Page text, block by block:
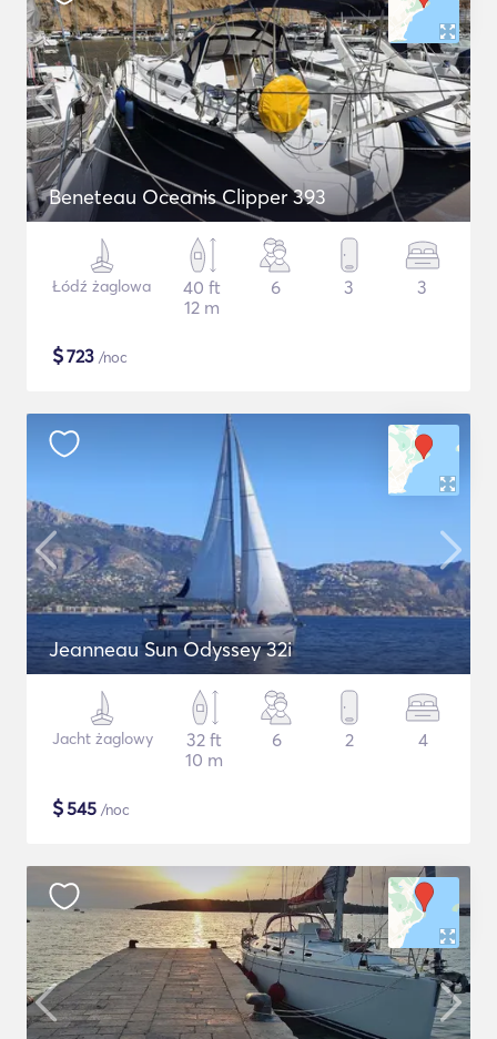
Beneteau Oceanis Clipper 393
Łódź żaglowa
40 ft
12 m
6 3 3
$723 /noc
Jeanneau Sun Odyssey 32i
Jacht żaglowy
32 ft
10 m
6 2 4
$545 /noc